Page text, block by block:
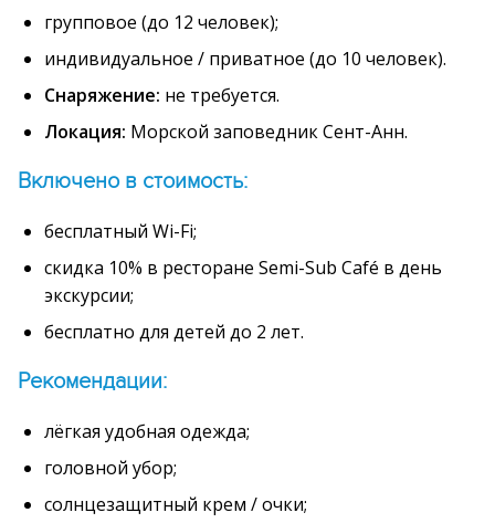
групповое (до 12 человек);
индивидуальное / приватное (до 10 человек).
Снаряжение: не требуется.
Локация: Морской заповедник Сент-Анн.
Включено в стоимость:
бесплатный Wi-Fi;
скидка 10% в ресторане Semi-Sub Café в день
экскурсии;
бесплатно для детей до 2 лет.
Рекомендации:
лёгкая удобная одежда;
головной убор;
cолнцезащитный крем / очки;